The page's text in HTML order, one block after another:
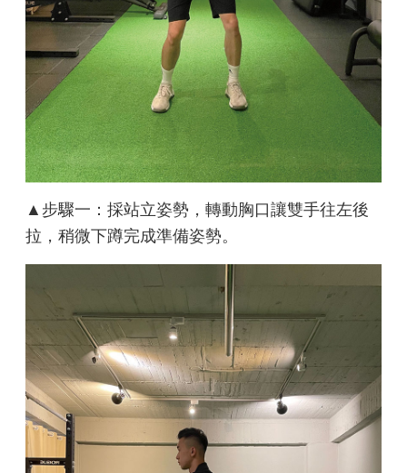
▲步驟一：採站立姿勢，轉動胸口讓雙手往左後
拉，稍微下蹲完成準備姿勢。